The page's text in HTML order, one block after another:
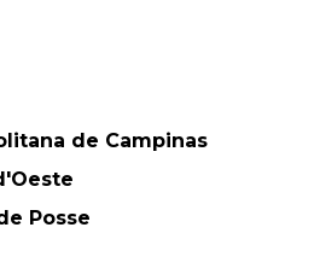
de Campinas
Posse